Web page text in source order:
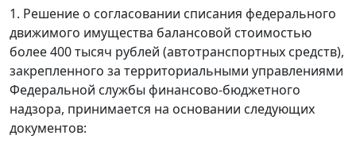
1. Решение о согласовании списания федерального
движимого имущества балансовой стоимостью
более 400 тысяч рублей (автотранспортных средств),
закрепленного за территориальными управлениями
Федеральной службы финансово-бюджетного
надзора, принимается на основании следующих
документов: